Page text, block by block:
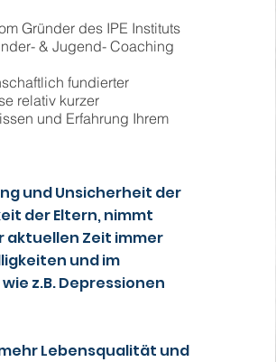
Gründer des IPE Instituts
& Jugend- Coaching
fundierter
relativ kurzer
und Erfahrung Ihrem
und Unsicherheit der
der Eltern, nimmt
aktuellen Zeit immer
und im
z.B. Depressionen
Lebensqualität und